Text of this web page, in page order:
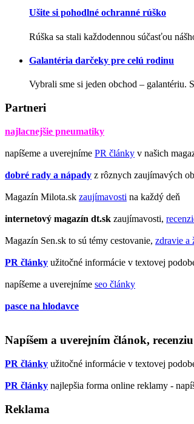
Ušite si pohodlné ochranné rúško
Rúška sa stali každodennou súčasťou
Galantéria darčeky pre celú rodinu
Vybrali sme si jeden obchod – galantériu.
Partneri
najlacnejšie pneumatiky
napíšeme a uverejníme PR články v našich
dobré rady a nápady z rôznych zaujímavých
Magazín Milota.sk zaujímavosti na každý deň
internetový magazín dt.sk zaujímavosti,
Magazín Sen.sk to sú témy cestovanie, zdravie a
PR články užitočné informácie v textovej
napíšeme a uverejníme seo články
pasce na hlodavce
Napíšem a uverejním článok,
PR články užitočné informácie v textovej
PR články najlepšia forma online reklamy -
Reklama